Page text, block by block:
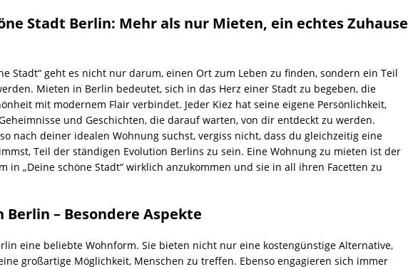
Stadt Berlin: Mehr als nur Mieten, ein echtes Zuhause
Stadt“ geht es nicht nur darum, einen Ort zum Leben zu finden, sondern ein Teil
Mieten in Berlin bedeutet, sich in das Herz einer Stadt zu begeben, die
mit modernem Flair verbindet. Jeder Kiez hat seine eigene Persönlichkeit,
und Geschichten, die darauf warten, von dir entdeckt zu werden.
nach deiner idealen Wohnung suchst, vergiss nicht, dass du gleichzeitig eine
Teil der ständigen Evolution Berlins zu sein. Eine Wohnung zu mieten ist der
in „Deine schöne Stadt“ wirklich anzukommen und sie in all ihren Facetten zu
Berlin – Besondere Aspekte
eine beliebte Wohnform. Sie bieten nicht nur eine kostengünstige Alternative,
großartige Möglichkeit, Menschen zu treffen. Ebenso engagieren sich immer